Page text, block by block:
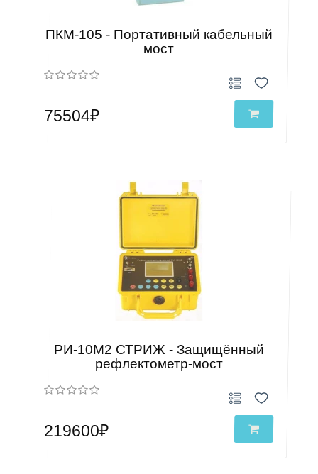
ПКМ-105 - Портативный кабельный
мост
75504₽
РИ-10M2 СТРИЖ - Защищённый
рефлектометр-мост
219600₽